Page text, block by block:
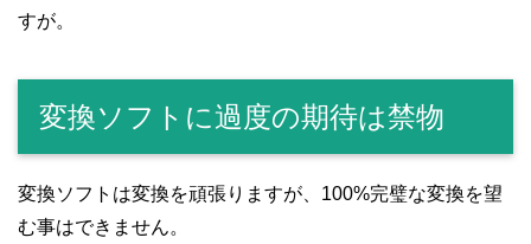
すが。
変換ソフトに過度の期待は禁物
変換ソフトは変換を頑張りますが、100%完璧な変換を望
む事はできません。